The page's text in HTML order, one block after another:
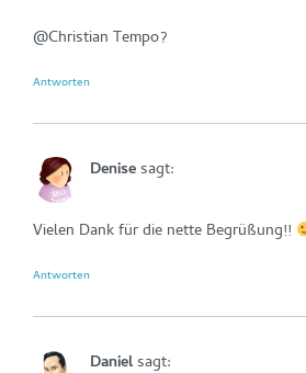
@Christian Tempo?
Antworten
Denisesagt:
Vielen Dank für die nette Begrüßung!!
Antworten
Danielsagt: